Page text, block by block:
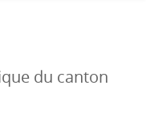
du canton